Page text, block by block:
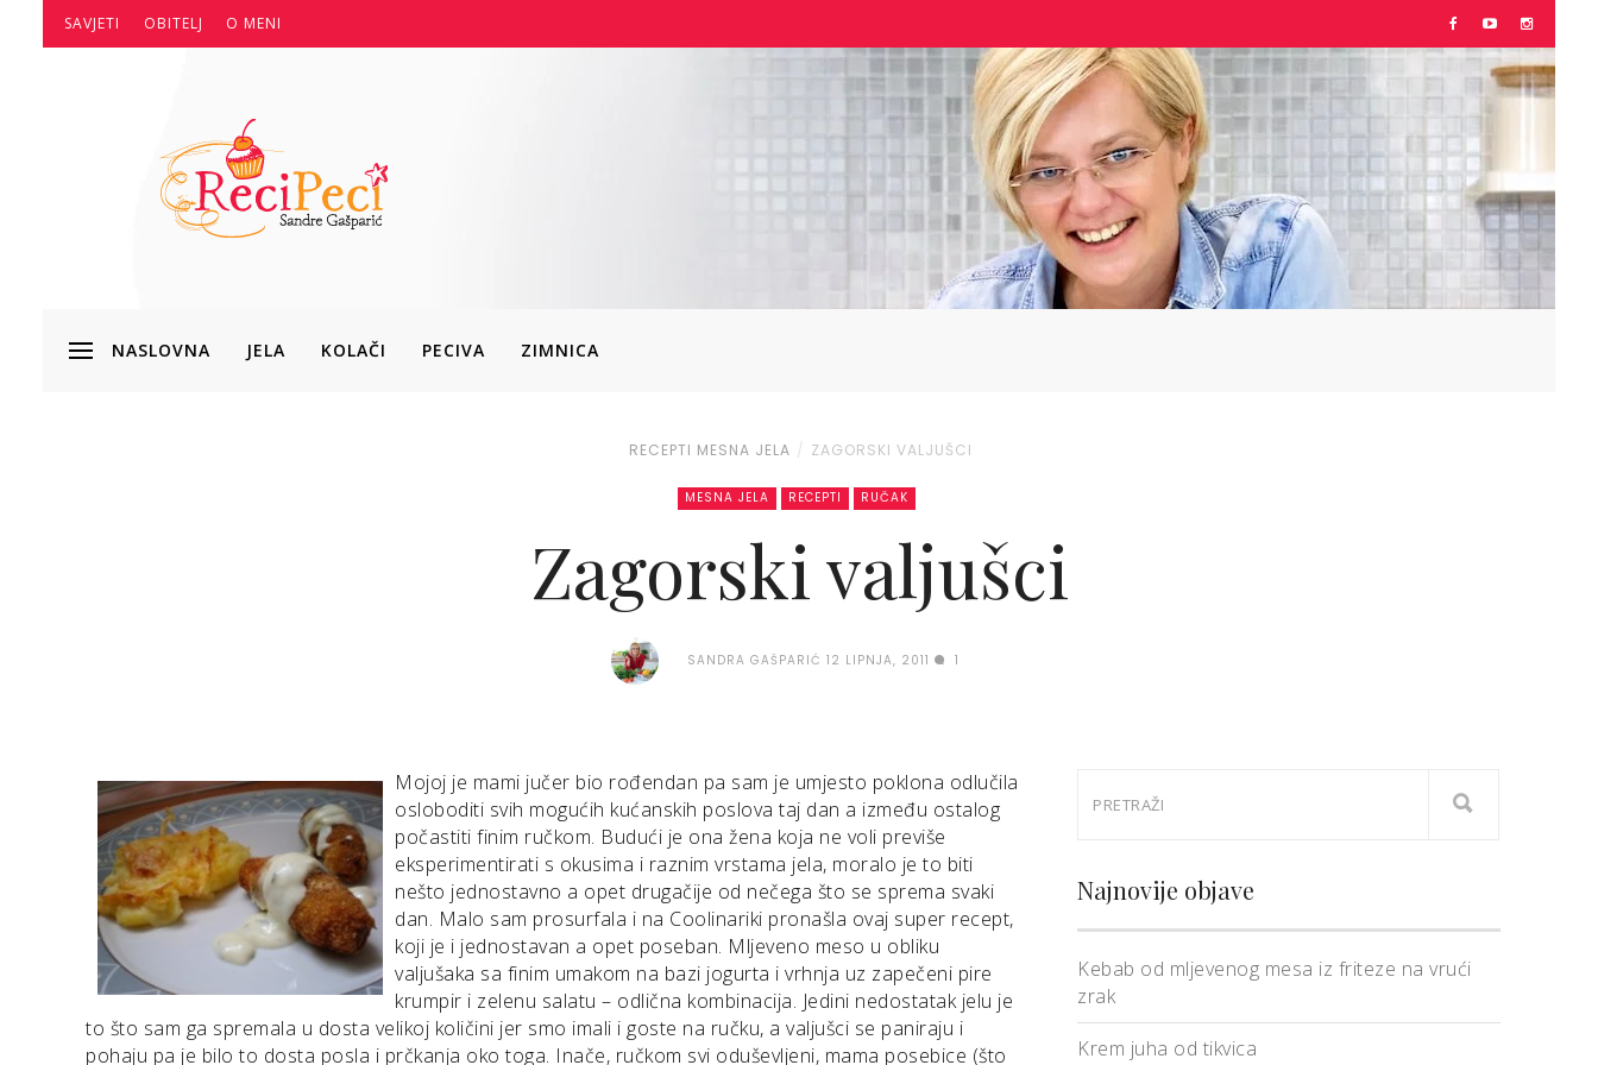
SAVJETI OBITELJ O MENI
NASLOVNA JELA KOLAČI PECIVA ZIMNICA
RECEPTI MESNA JELA ZAGORSKI VALJUŠCI
MESNA JELA RECEPTI RUČAK
Zagorski valjušci
SANDRA GAŠPARIĆ 12 LIPNJA, 2011 1
Mojoj je mami jučer bio rođendan pa sam je umjesto poklona odlučila
osloboditi svih mogućih kućanskih poslova taj dan a između ostalog
počastiti finim ručkom. Budući je ona žena koja ne voli previše
eksperimentirati s okusima i raznim vrstama jela, moralo je to biti
nešto jednostavno a opet drugačije od nečega što se sprema svaki
dan. Malo sam prosurfala i na Coolinariki pronašla ovaj super recept,
koji je i jednostavan a opet poseban. Mljeveno meso u obliku
valjušaka sa finim umakom na bazi jogurta i vrhnja uz zapečeni pire
krumpir i zelenu salatu – odlična kombinacija. Jedini nedostatak jelu je
to što sam ga spremala u dosta velikoj količini jer smo imali i goste na ručku, a valjušci se paniraju i
pohaju pa je bilo to dosta posla i prčkanja oko toga. Inače, ručkom svi oduševljeni, mama posebice (što
Najnovije objave
Kebab od mljevenog mesa iz friteze na vrući
zrak
Krem juha od tikvica